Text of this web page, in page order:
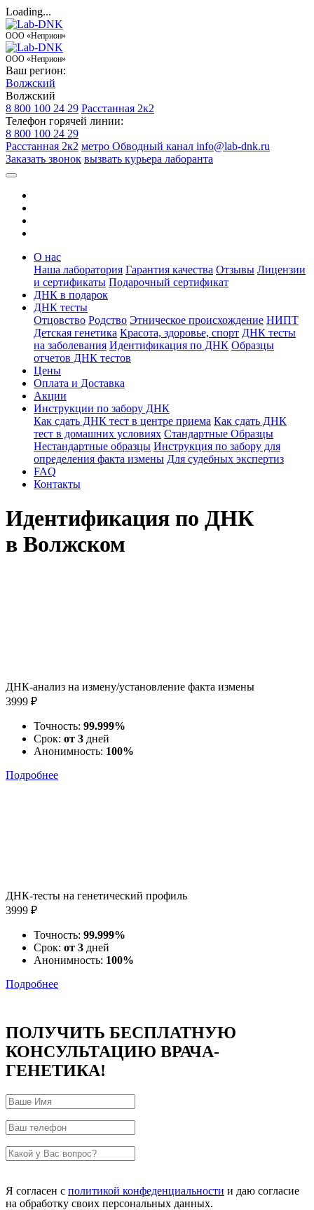
Loading...
ООО «Неприон»
ООО «Неприон»
Ваш регион:
Волжский
Волжский
8 800 100 24 29 Расстанная 2к2
Телефон горячей линии:
8 800 100 24 29
Расстанная 2к2 метро Обводный канал info@lab-dnk.ru
Заказать звонок вызвать курьера лаборанта
О нас
Наша лаборатория Гарантия качества Отзывы Лицензии
и сертификаты Подарочный сертификат
ДНК в подарок
ДНК тесты
Отцовство Родство Этническое происхождение НИПТ
Детская генетика Красота, здоровье, спорт ДНК тесты
на заболевания Идентификация по ДНК Образцы
отчетов ДНК тестов
Цены
Оплата и Доставка
Акции
Инструкции по забору ДНК
Как сдать ДНК тест в центре приема Как сдать ДНК
тест в домашних условиях Стандартные Образцы
Нестандартные образцы Инструкция по забору для
определения факта измены Для судебных экспертиз
FAQ
Контакты
Идентификация по ДНК
в Волжском
ДНК-анализ на измену/установление факта измены
3999 ₽
Точность: 99.999%
Срок: от 3 дней
Анонимность: 100%
Подробнее
ДНК-тесты на генетический профиль
3999 ₽
Точность: 99.999%
Срок: от 3 дней
Анонимность: 100%
Подробнее
ПОЛУЧИТЬ БЕСПЛАТНУЮ
КОНСУЛЬТАЦИЮ ВРАЧА-
ГЕНЕТИКА!
Я согласен с политикой конфеденциальности и даю согласие
на обработку своих персональных данных.